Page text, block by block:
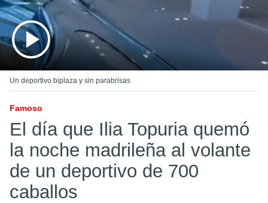
Un deportivo biplaza y sin parabrisas
Famoso
El día que Ilia Topuria quemó
la noche madrileña al volante
de un deportivo de 700
caballos